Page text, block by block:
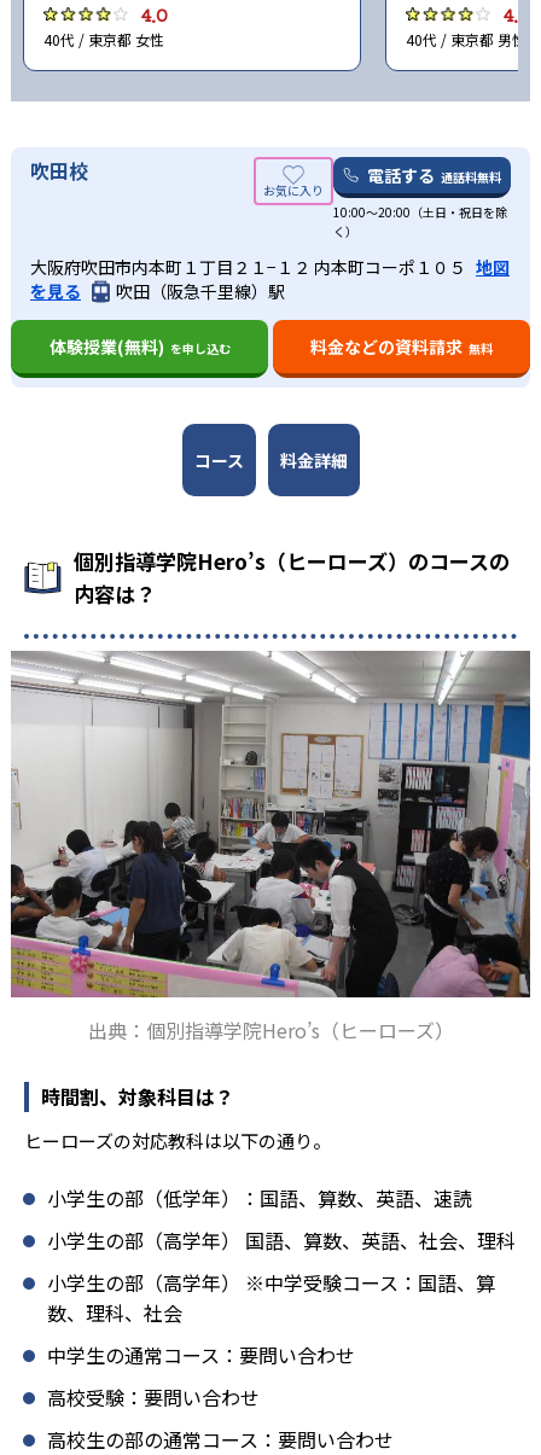
4.0
40代 / 東京都 女性
4.0
40代 / 東京都 男性
吹田校 電話する 通話料無料
10:00～20:00（土日・祝日を除
く）
大阪府吹田市内本町１丁目２１−１２ 内本町コーポ１０５ 地図
を見る
吹田（阪急千里線）駅
体験授業(無料) を申し込む 料金などの資料請求 無料
コース 料金詳細
個別指導学院Hero’s（ヒーローズ）のコースの
内容は？
出典：個別指導学院Hero’s（ヒーローズ）
時間割、対象科目は？
ヒーローズの対応教科は以下の通り。
小学生の部（低学年）：国語、算数、英語、速読
小学生の部（高学年） 国語、算数、英語、社会、理科
小学生の部（高学年） ※中学受験コース：国語、算
数、理科、社会
中学生の通常コース：要問い合わせ
高校受験：要問い合わせ
高校生の部の通常コース：要問い合わせ